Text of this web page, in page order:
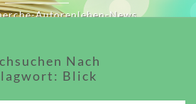
Autorenleben-News
Nach
Blick